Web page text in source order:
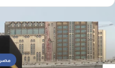
إسرائيل إلى التفكير في
الحيوية إلى الإمارات.
وأكدت القناة أن الحكومة
مصر